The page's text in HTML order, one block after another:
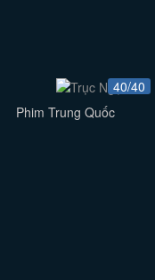
40/40
Phim Trung Quốc